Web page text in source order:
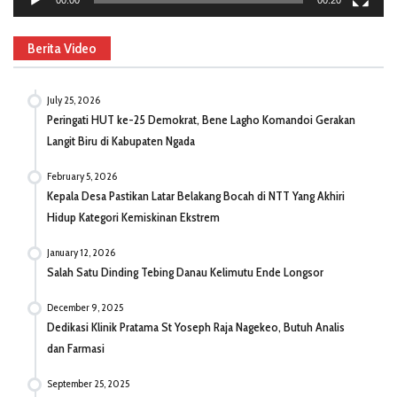
Berita Video
July 25, 2026
Peringati HUT ke-25 Demokrat, Bene Lagho Komandoi Gerakan
Langit Biru di Kabupaten Ngada
February 5, 2026
Kepala Desa Pastikan Latar Belakang Bocah di NTT Yang Akhiri
Hidup Kategori Kemiskinan Ekstrem
January 12, 2026
Salah Satu Dinding Tebing Danau Kelimutu Ende Longsor
December 9, 2025
Dedikasi Klinik Pratama St Yoseph Raja Nagekeo, Butuh Analis
dan Farmasi
September 25, 2025